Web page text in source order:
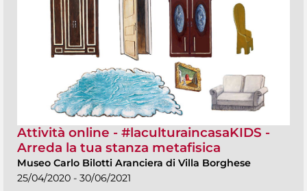
Attività online - #laculturaincasaKIDS -
Arreda la tua stanza metafisica
Museo Carlo Bilotti Aranciera di Villa Borghese
25/04/2020 - 30/06/2021